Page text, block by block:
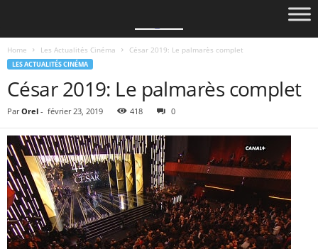
Home Les Actualités Cinéma César 2019: Le palmarès complet
LES ACTUALITÉS CINÉMA
César 2019: Le palmarès complet
Par Orel - février 23, 2019 418 0